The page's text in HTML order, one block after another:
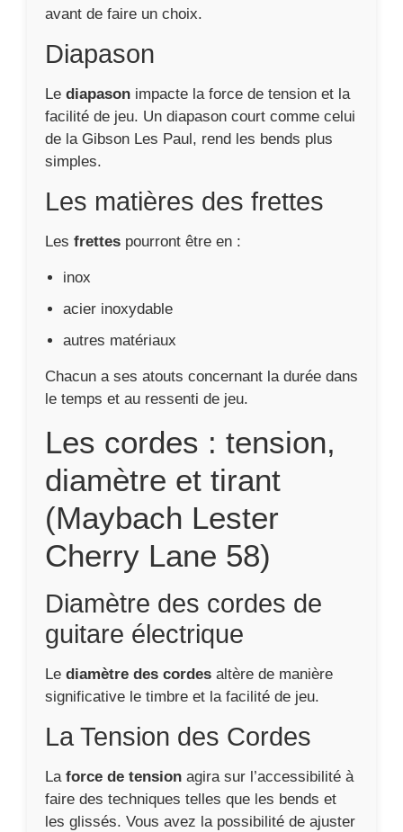
avant de faire un choix.
Diapason
Le diapason impacte la force de tension et la
facilité de jeu. Un diapason court comme celui
de la Gibson Les Paul, rend les bends plus
simples.
Les matières des frettes
Les frettes pourront être en :
inox
acier inoxydable
autres matériaux
Chacun a ses atouts concernant la durée dans
le temps et au ressenti de jeu.
Les cordes : tension,
diamètre et tirant
(Maybach Lester
Cherry Lane 58)
Diamètre des cordes de
guitare électrique
Le diamètre des cordes altère de manière
significative le timbre et la facilité de jeu.
La Tension des Cordes
La force de tension agira sur l’accessibilité à
faire des techniques telles que les bends et
les glissés. Vous avez la possibilité de ajuster